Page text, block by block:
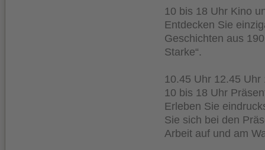
10 bis 18 Uhr Kino
Entdecken Sie
Geschichten aus
Starke“.
10.45 Uhr 12.45
10 bis 18 Uhr
Erleben Sie
Sie sich bei den
Arbeit auf und am